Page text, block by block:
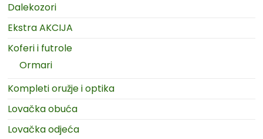
Dalekozori
Ekstra AKCIJA
Koferi i futrole
Ormari
Kompleti oružje i optika
Lovačka obuća
Lovačka odjeća